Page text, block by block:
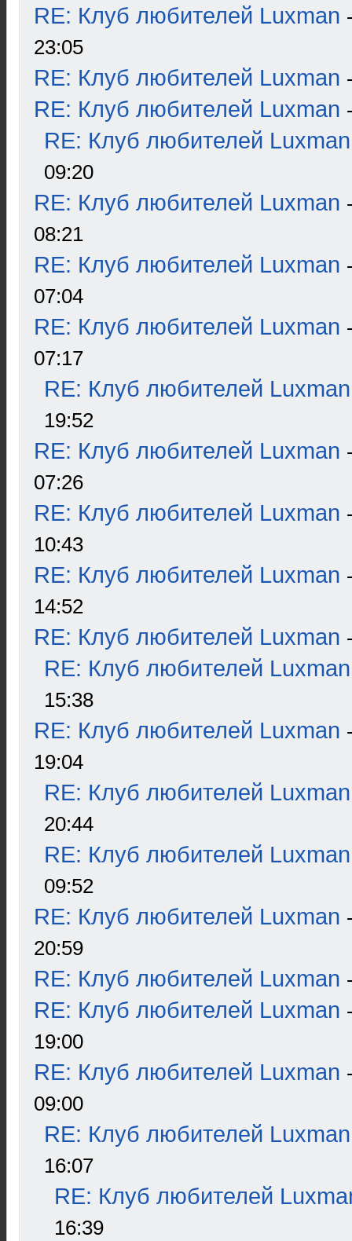
RE: Клуб любителей Luxman
23:05
RE: Клуб любителей Luxman
RE: Клуб любителей Luxman
RE: Клуб любителей Luxman
09:20
RE: Клуб любителей Luxman
08:21
RE: Клуб любителей Luxman
07:04
RE: Клуб любителей Luxman
07:17
RE: Клуб любителей Luxman
19:52
RE: Клуб любителей Luxman
07:26
RE: Клуб любителей Luxman
10:43
RE: Клуб любителей Luxman
14:52
RE: Клуб любителей Luxman
RE: Клуб любителей Luxman
15:38
RE: Клуб любителей Luxman
19:04
RE: Клуб любителей Luxman
20:44
RE: Клуб любителей Luxman
09:52
RE: Клуб любителей Luxman
20:59
RE: Клуб любителей Luxman
RE: Клуб любителей Luxman
19:00
RE: Клуб любителей Luxman
09:00
RE: Клуб любителей Luxman
16:07
RE: Клуб любителей
16:39